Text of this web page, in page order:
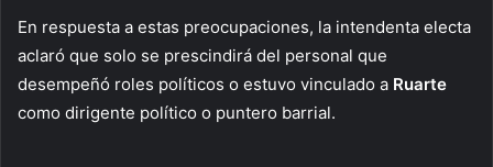
En respuesta a estas preocupaciones, la intendenta electa
aclaró que solo se prescindirá del personal que
desempeñó roles políticos o estuvo vinculado a Ruarte
como dirigente político o puntero barrial.